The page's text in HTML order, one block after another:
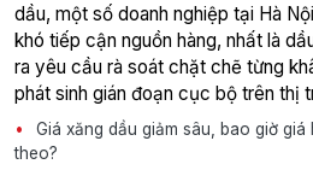
dầu, một số doanh nghiệp tại Hà
khó tiếp cận nguồn hàng, nhất là
ra yêu cầu rà soát chặt chẽ từng
phát sinh gián đoạn cục bộ trên thị
Giá xăng dầu giảm sâu, bao giờ
theo?